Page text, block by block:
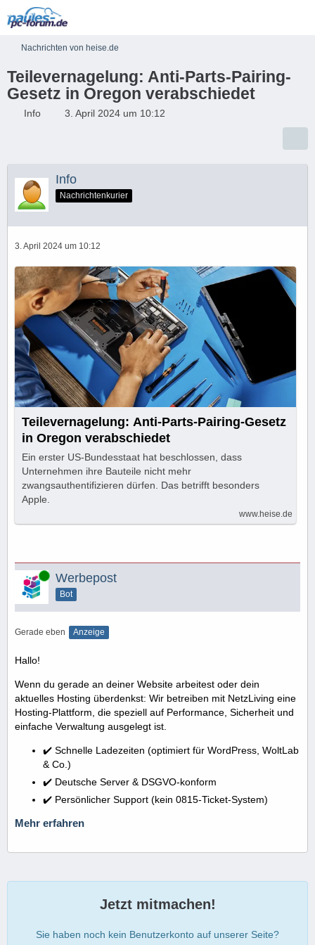
Nachrichten von heise.de
Teilevernagelung: Anti-Parts-Pairing-
Gesetz in Oregon verabschiedet
Info 3. April 2024 um 10:12
Info
Nachrichtenkurier
3. April 2024 um 10:12
Teilevernagelung: Anti-Parts-Pairing-Gesetz
in Oregon verabschiedet
Ein erster US-Bundesstaat hat beschlossen, dass
Unternehmen ihre Bauteile nicht mehr
zwangsauthentifizieren dürfen. Das betrifft besonders
Apple.
www.heise.de
Online Werbepost
Bot
Gerade eben Anzeige
Hallo!
Wenn du gerade an deiner Website arbeitest oder dein
aktuelles Hosting überdenkst: Wir betreiben mit NetzLiving eine
Hosting-Plattform, die speziell auf Performance, Sicherheit und
einfache Verwaltung ausgelegt ist.
✔️ Schnelle Ladezeiten (optimiert für WordPress, WoltLab
& Co.)
✔️ Deutsche Server & DSGVO-konform
✔️ Persönlicher Support (kein 0815-Ticket-System)
Mehr erfahren
Jetzt mitmachen!
Sie haben noch kein Benutzerkonto auf unserer Seite?